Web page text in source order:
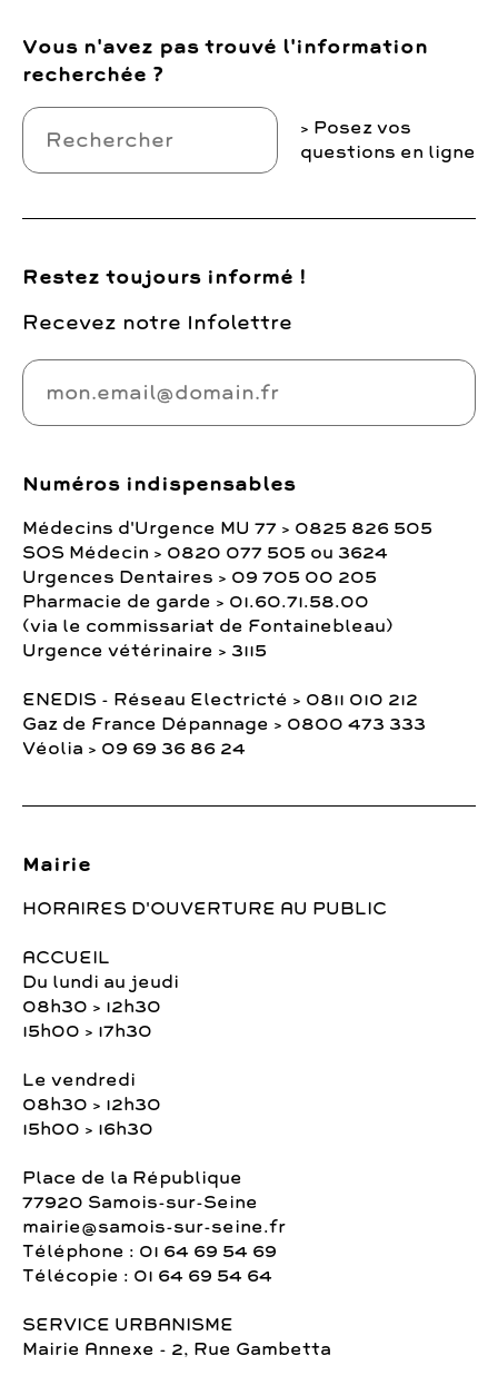
Vous n'avez pas trouvé l'information
recherchée ?
Posez vos
questions en ligne
Restez toujours informé !
Recevez notre Infolettre
Numéros indispensables
Médecins d'Urgence MU 77 > 0825 826 505
SOS Médecin > 0820 077 505 ou 3624
Urgences Dentaires > 09 705 00 205
Pharmacie de garde > 01.60.71.58.00
(via le commissariat de Fontainebleau)
Urgence vétérinaire > 3115
ENEDIS - Réseau Electricté > 0811 010 212
Gaz de France Dépannage > 0800 473 333
Véolia > 09 69 36 86 24
Mairie
HORAIRES D'OUVERTURE AU PUBLIC
ACCUEIL
Du lundi au jeudi
08h30 > 12h30
15h00 > 17h30
Le vendredi
08h30 > 12h30
15h00 > 16h30
Place de la République
77920 Samois-sur-Seine
mairie@samois-sur-seine.fr
Téléphone : 01 64 69 54 69
Télécopie : 01 64 69 54 64
SERVICE URBANISME
Mairie Annexe - 2, Rue Gambetta